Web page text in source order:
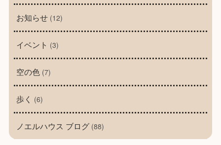
お知らせ(12)
イベント (3)
空の色(7)
歩く (6)
ノエルハウス ブログ(88)